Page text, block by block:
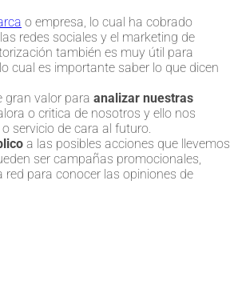
o empresa, lo cual ha cobrado
redes sociales y el marketing de
también es muy útil para
cual es importante saber lo que dicen
gran valor para analizar nuestras
o critica de nosotros y ello nos
servicio de cara al futuro.
a las posibles acciones que llevemos
ser campañas promocionales,
para conocer las opiniones de